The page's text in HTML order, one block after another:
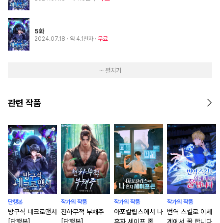
5화
2024.07.18 · 약 4.1천자 무료
··· 펼치기
관련 작품
단행본
방구석 네크로맨서
작가의 작품
천하무적 부채주
작가의 작품
아포칼립스에서 나
작가의 작품
번역 스킬로 이세